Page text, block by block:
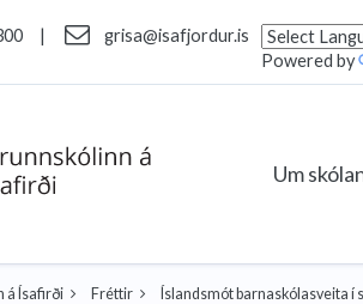
|
grisa@isafjordur.is
Powered by
Um
á Ísafirði Fréttir Íslandsmót barnaskólasveita í